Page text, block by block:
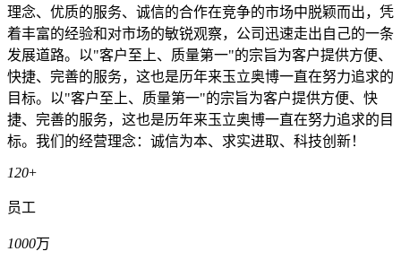
理念、优质的服务、诚信的合作在竞争的市场中脱颖而出，凭
着丰富的经验和对市场的敏锐观察，公司迅速走出自己的一条
发展道路。以"客户至上、质量第一"的宗旨为客户提供方便、
快捷、完善的服务，这也是历年来玉立奥博一直在努力追求的
目标。以"客户至上、质量第一"的宗旨为客户提供方便、快
捷、完善的服务，这也是历年来玉立奥博一直在努力追求的目
标。我们的经营理念：诚信为本、求实进取、科技创新！
120+
员工
1000万